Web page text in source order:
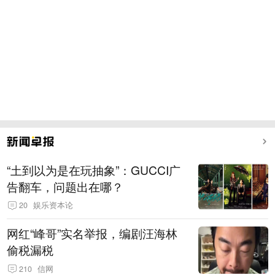
“土到以为是在玩抽象”：GUCCI广
告翻车，问题出在哪？
20 娱乐资本论
网红“峰哥”实名举报，编剧汪海林
偷税漏税
210 信网